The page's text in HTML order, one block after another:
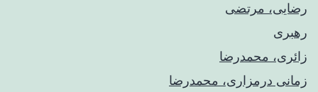
رضایی، مرتضی
رهبری
زائری، محمدرضا
زمانی درمزاری، محمدرضا